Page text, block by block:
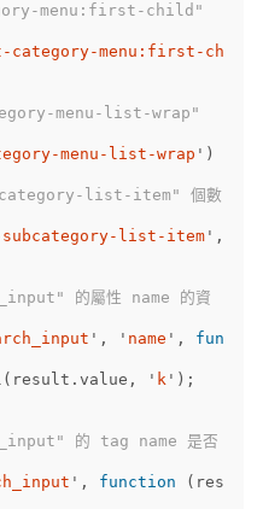
menu:first-child"
category-menu:first-ch
menu-list-wrap"
menu-list-wrap ' )
list-item" 個數
list-item ' ,
的屬性 name 的資
' , ' name ' ,
fun
( result . value , ' k ' );
的 tag name 是否
' , function ( res